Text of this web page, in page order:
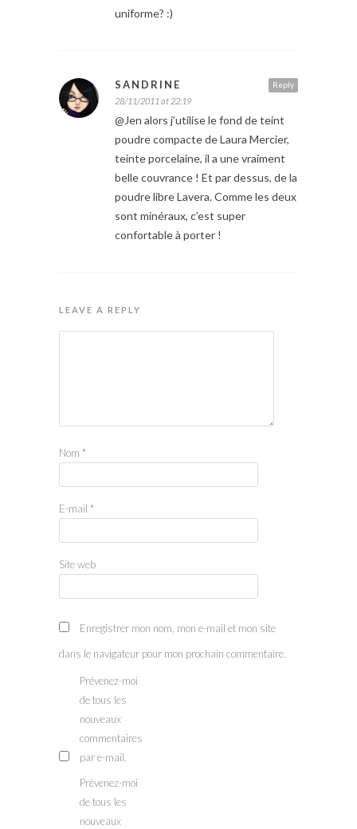
uniforme? :)
Reply
SANDRINE
28/11/2011 at 22:19
@Jen alors j’utilise le fond de teint
poudre compacte de Laura Mercier,
teinte porcelaine, il a une vraiment
belle couvrance ! Et par dessus, de la
poudre libre Lavera. Comme les deux
sont minéraux, c’est super
confortable à porter !
LEAVE A REPLY
Nom *
E-mail *
Site web
Enregistrer mon nom, mon e-mail et mon site
dans le navigateur pour mon prochain commentaire.
Prévenez-moi
de tous les
nouveaux
commentaires
par e-mail.
Prévenez-moi
de tous les
nouveaux